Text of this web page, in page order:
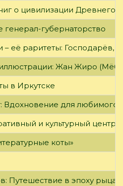
о цивилизации Древнего
губернаторство
– её раритеты:
Жан Жиро
в Иркутске
Вдохновение для любимого
и культурный центр
коты»
Путешествие в эпоху